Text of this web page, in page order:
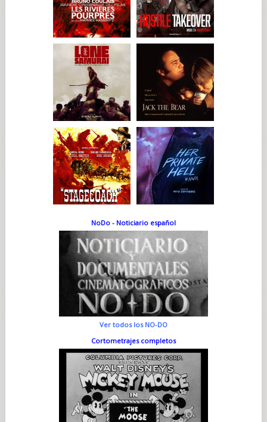
NoDo - Noticiario español
Ver todos los NO-DO
Cortometrajes completos